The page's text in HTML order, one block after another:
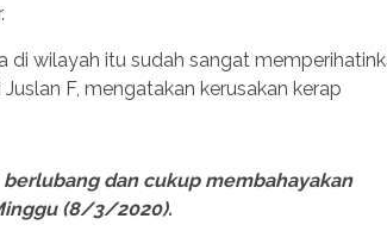
di wilayah itu sudah sangat
F, mengatakan kerusakan kerap
berlubang dan cukup membahayakan
(8/3/2020).